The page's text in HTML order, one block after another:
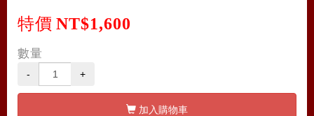
特價 NT$1,600
數量
- +
加入購物車